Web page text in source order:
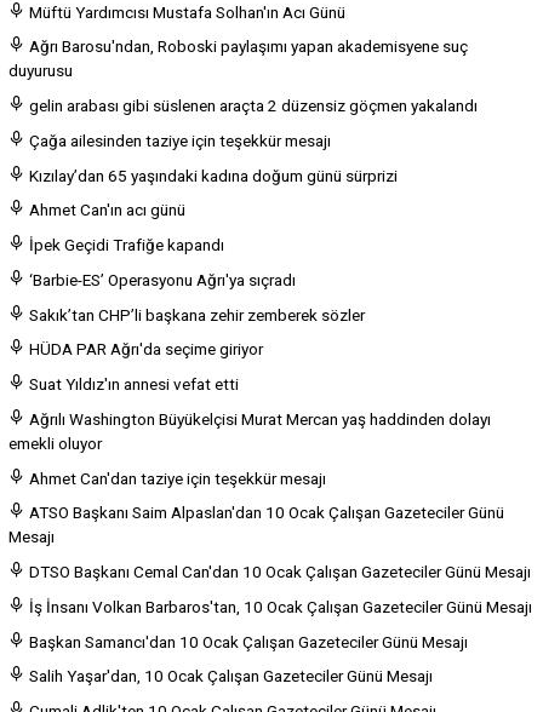
Müftü Yardımcısı Mustafa Solhan'ın Acı Günü
Ağrı Barosu'ndan, Roboski paylaşımı yapan akademisyene suç
duyurusu
gelin arabası gibi süslenen araçta 2 düzensiz göçmen yakalandı
Çağa ailesinden taziye için teşekkür mesajı
Kızılay’dan 65 yaşındaki kadına doğum günü sürprizi
Ahmet Can'ın acı günü
İpek Geçidi Trafiğe kapandı
‘Barbie-ES’ Operasyonu Ağrı'ya sıçradı
Sakık’tan CHP’li başkana zehir zemberek sözler
HÜDA PAR Ağrı'da seçime giriyor
Suat Yıldız'ın annesi vefat etti
Ağrılı Washington Büyükelçisi Murat Mercan yaş haddinden dolayı
emekli oluyor
Ahmet Can'dan taziye için teşekkür mesajı
ATSO Başkanı Saim Alpaslan'dan 10 Ocak Çalışan Gazeteciler Günü
Mesajı
DTSO Başkanı Cemal Can'dan 10 Ocak Çalışan Gazeteciler Günü Mesajı
İş İnsanı Volkan Barbaros'tan, 10 Ocak Çalışan Gazeteciler Günü Mesajı
Başkan Samancı'dan 10 Ocak Çalışan Gazeteciler Günü Mesajı
Salih Yaşar'dan, 10 Ocak Çalışan Gazeteciler Günü Mesajı